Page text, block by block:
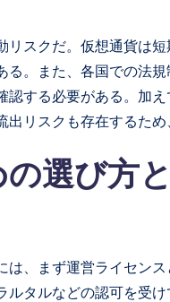
スクだ。仮想通貨は
る。また、各国での法
認する必要がある。加
リスクも存在するた
選び方
は、まず運営ライセン
タルなどの認可を受